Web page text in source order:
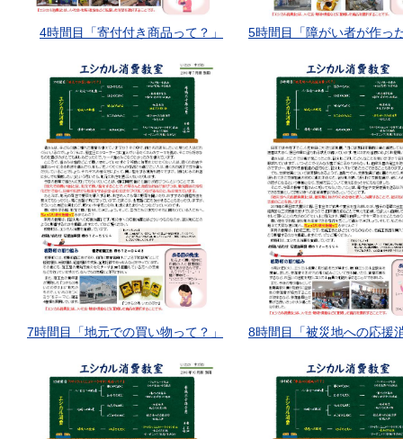
4時間目「寄付付き商品って？」 5時間目「障がい者が作っ
7時間目「地元での買い物って？」 8時間目「被災地への応援